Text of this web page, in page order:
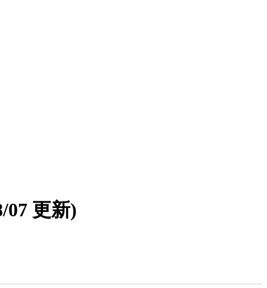
07 更新)